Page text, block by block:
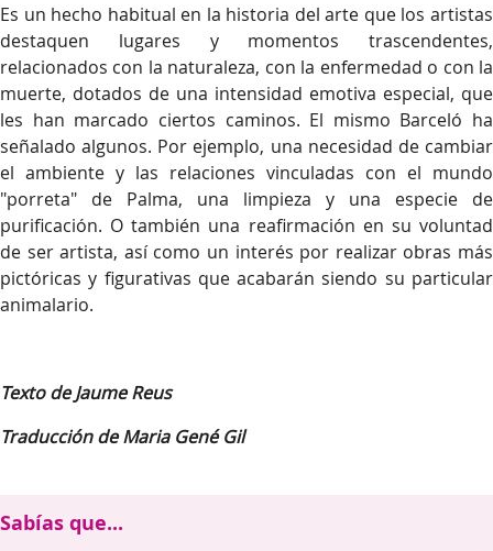
Es un hecho habitual en la historia del arte que los artistas
destaquen lugares y momentos trascendentes,
relacionados con la naturaleza, con la enfermedad o con la
muerte, dotados de una intensidad emotiva especial, que
les han marcado ciertos caminos. El mismo Barceló ha
señalado algunos. Por ejemplo, una necesidad de cambiar
el ambiente y las relaciones vinculadas con el mundo
"porreta" de Palma, una limpieza y una especie de
purificación. O también una reafirmación en su voluntad
de ser artista, así como un interés por realizar obras más
pictóricas y figurativas que acabarán siendo su particular
animalario.
Texto de Jaume Reus
Traducción de Maria Gené Gil
Sabías que...